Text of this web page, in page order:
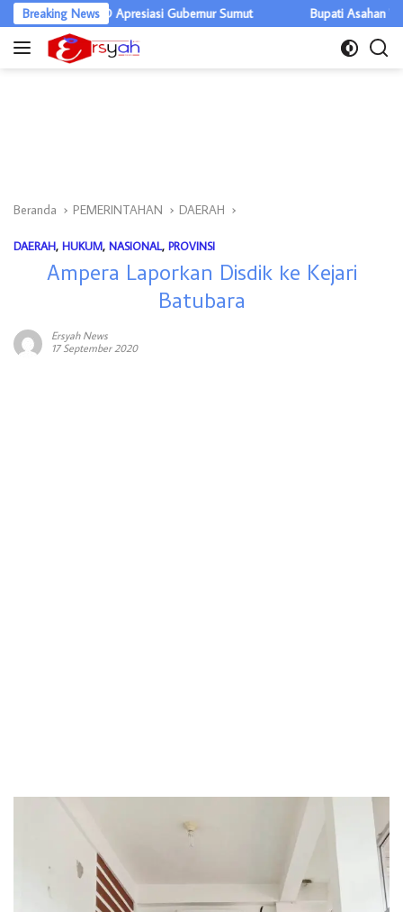
Langsung
ke
Breaking News
DPRD Apresiasi Gubernur Sumut Bupati Asahan Warning OPD,
Beranda PEMERINTAHAN DAERAH
DAERAH, HUKUM, NASIONAL, PROVINSI
Ampera Laporkan Disdik ke Kejari
Batubara
Ersyah News
17 September 2020